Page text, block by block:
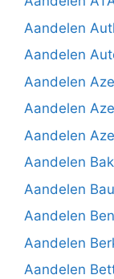
Aandelen
Aandelen
Aandelen
Aandelen
Aandelen
Aandelen
Aandelen
Aandelen
Aandelen
Aandelen